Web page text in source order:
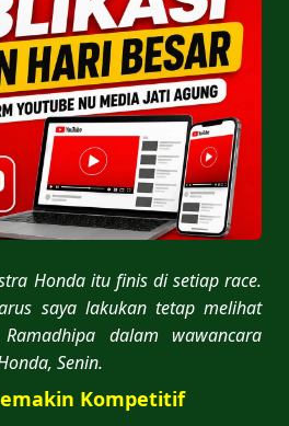
Honda itu finis di setiap race.
saya lakukan tetap melihat
dalam wawancara
Senin.
Kompetitif